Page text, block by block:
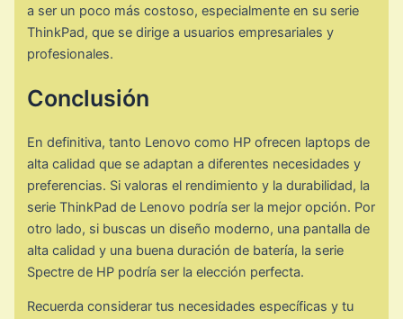
a ser un poco más costoso, especialmente en su serie
ThinkPad, que se dirige a usuarios empresariales y
profesionales.
Conclusión
En definitiva, tanto Lenovo como HP ofrecen laptops de
alta calidad que se adaptan a diferentes necesidades y
preferencias. Si valoras el rendimiento y la durabilidad, la
serie ThinkPad de Lenovo podría ser la mejor opción. Por
otro lado, si buscas un diseño moderno, una pantalla de
alta calidad y una buena duración de batería, la serie
Spectre de HP podría ser la elección perfecta.
Recuerda considerar tus necesidades específicas y tu